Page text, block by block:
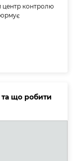
центр контролю
що робити